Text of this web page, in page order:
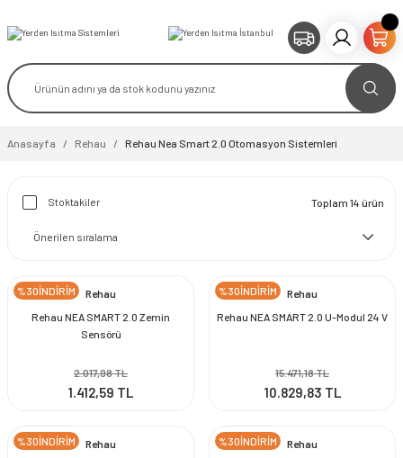
Anasayfa Rehau Rehau Nea Smart 2.0 Otomasyon Sistemleri
Stoktakiler Toplam 14 ürün
%30İNDİRİM
Rehau
Rehau NEA SMART 2.0 Zemin
Sensörü
2.017,98 TL
1.412,59 TL
%30İNDİRİM
Rehau
Rehau NEA SMART 2.0 U-Modul 24 V
15.471,18 TL
10.829,83 TL
%30İNDİRİM
Rehau
%30İNDİRİM
Rehau